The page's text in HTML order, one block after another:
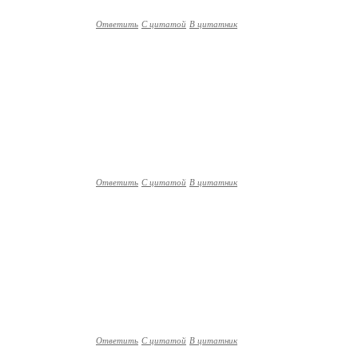
Ответить С цитатой В цитатник
Ответить С цитатой В цитатник
Ответить С цитатой В цитатник